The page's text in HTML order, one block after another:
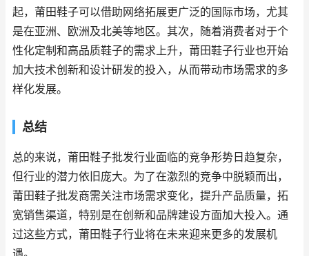
起，莆田鞋子可以借助网络拓展更广泛的国际市场，尤其
是在亚洲、欧洲及北美等地区。其次，随着消费者对于个
性化定制和高品质鞋子的需求上升，莆田鞋子行业也开始
加大技术创新和设计研发的投入，从而带动市场需求的多
样化发展。
总结
总的来说，莆田鞋子批发行业面临的竞争形势日趋复杂，
但行业的潜力依旧庞大。为了在激烈的竞争中脱颖而出，
莆田鞋子批发商需关注市场需求变化，提升产品质量，拓
宽销售渠道，特别是在创新和品牌建设方面加大投入。通
过这些方式，莆田鞋子行业将在未来迎来更多的发展机